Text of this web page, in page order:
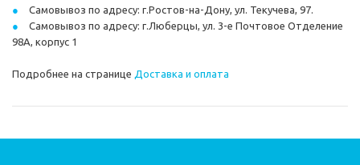
Самовывоз по адресу: г.Ростов-на-Дону, ул. Текучева, 97.
Самовывоз по адресу: г.Люберцы, ул. 3-е Почтовое Отделение
98А, корпус 1
Подробнее на странице Доставка и оплата